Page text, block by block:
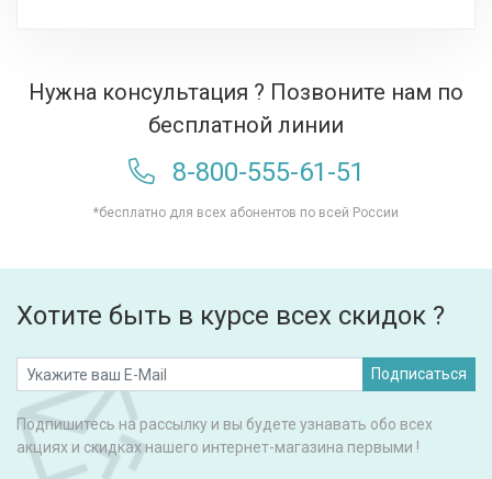
Нужна консультация ? Позвоните нам по
бесплатной линии
8-800-555-61-51
*бесплатно для всех абонентов по всей России
Хотите быть в курсе всех скидок ?
Подписаться
Подпишитесь на рассылку и вы будете узнавать обо всех
акциях и скидках нашего интернет-магазина первыми !